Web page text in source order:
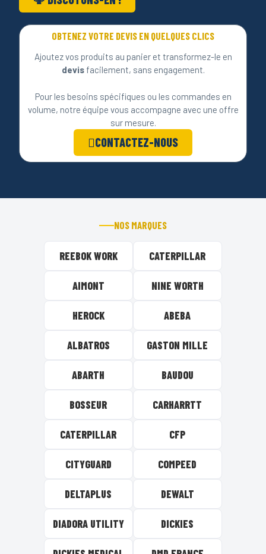
OBTENEZ VOTRE DEVIS EN QUELQUES CLICS
Ajoutez vos produits au panier et transformez-le en
devisfacilement, sans engagement.
Pour les besoins spécifiques ou les commandes en
volume, notre équipe vous accompagne avec une offre
sur mesure.
CONTACTEZ-NOUS
NOS MARQUES
REEBOK WORK CATERPILLAR
AIMONT NINE WORTH
HEROCK ABEBA
ALBATROS GASTON MILLE
ABARTH BAUDOU
BOSSEUR CARHARRTT
CATERPILLAR CFP
CITYGUARD COMPEED
DELTAPLUS DEWALT
DIADORA UTILITY DICKIES